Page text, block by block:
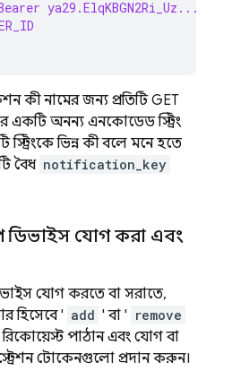
কী নামের জন্য প্রতিটি GET
একটি অনন্য এনকোডেড স্ট্রিং
স্ট্রিংকে ভিন্ন কী বলে মনে হতে
বৈধ notification_key
ডিভাইস যোগ করা এবং
যোগ করতে বা সরাতে,
হিসেবে ' add ' বা ' remove
পাঠান এবং যোগ বা
টোকেনগুলো প্রদান করুন।